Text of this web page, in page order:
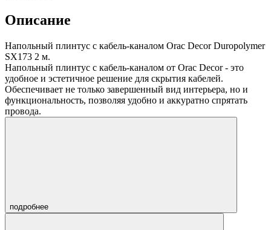
Описание
Напольный плинтус с кабель-каналом Orac Decor Duropolymer
SX173 2 м.
Напольный плинтус с кабель-каналом от Orac Decor - это
удобное и эстетичное решение для скрытия кабелей.
Обеспечивает не только завершенный вид интерьера, но и
функциональность, позволяя удобно и аккуратно спрятать
провода.
подробнее